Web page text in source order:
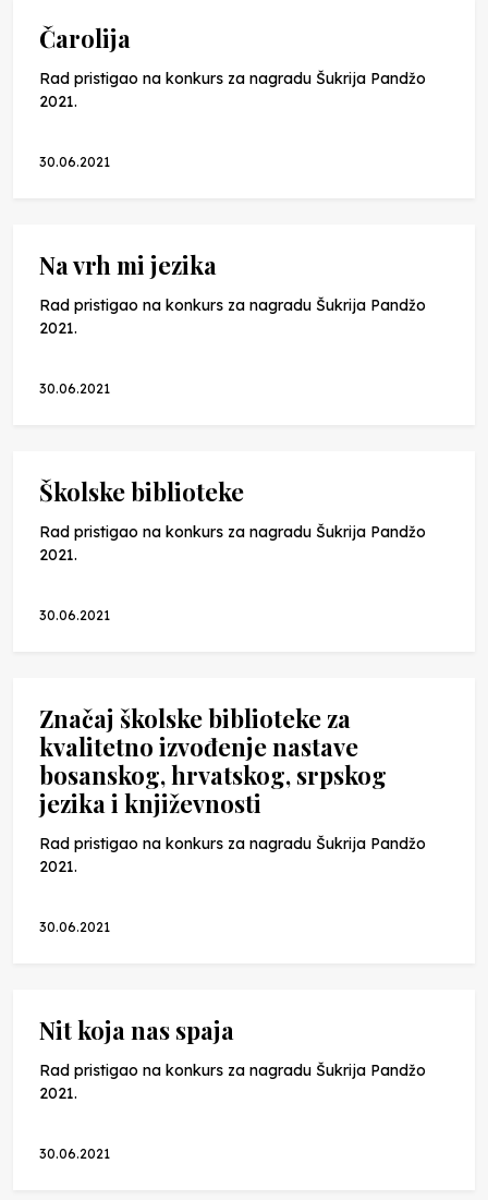
Čarolija
Rad pristigao na konkurs za nagradu Šukrija Pandžo
2021.
30.06.2021
Na vrh mi jezika
Rad pristigao na konkurs za nagradu Šukrija Pandžo
2021.
30.06.2021
Školske biblioteke
Rad pristigao na konkurs za nagradu Šukrija Pandžo
2021.
30.06.2021
Značaj školske biblioteke za
kvalitetno izvođenje nastave
bosanskog, hrvatskog, srpskog
jezika i književnosti
Rad pristigao na konkurs za nagradu Šukrija Pandžo
2021.
30.06.2021
Nit koja nas spaja
Rad pristigao na konkurs za nagradu Šukrija Pandžo
2021.
30.06.2021